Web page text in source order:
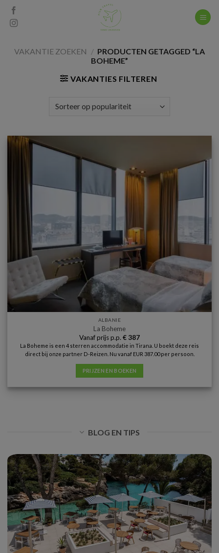
Skip
content
VAKANTIE ZOEKEN / PRODUCTEN GETAGGED “LA
BOHEME”
VAKANTIES FILTEREN
ALBANIE
La Boheme
Vanaf prijs p.p. € 387
La Boheme is een 4 sterren accommodatie in Tirana. U boekt deze reis
direct bij onze partner D-Reizen. Nu vanaf EUR 387.00 per persoon.
PRIJZEN EN BOEKEN
BLOG EN TIPS